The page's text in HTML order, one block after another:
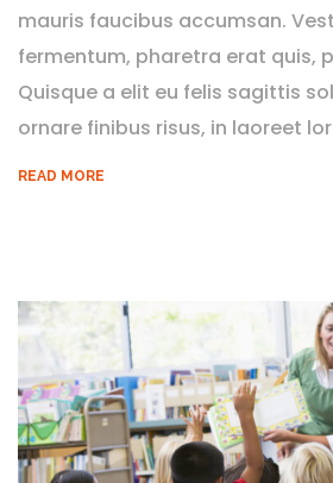
mauris faucibus accumsan.
fermentum, pharetra erat quis,
Quisque a elit eu felis sagittis
ornare finibus risus, in laoreet
READ MORE